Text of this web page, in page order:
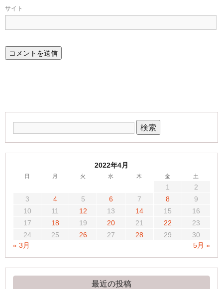
サイト
2022年4月
日 月 火 水 木 金 土
1
2
3
4 5 6 7 8
9
10
11 12 13 14 15
16
17
18 19 20 21 22
23
24
25 26 27 28 29
30
« 3月
5月 »
最近の投稿